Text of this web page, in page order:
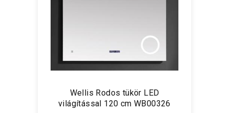
Wellis Rodos tükör LED
világítással 120 cm WB00326